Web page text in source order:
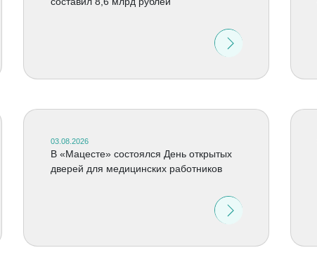
03.08.2026
В «Мацесте» состоялся День открытых
дверей для медицинских работников